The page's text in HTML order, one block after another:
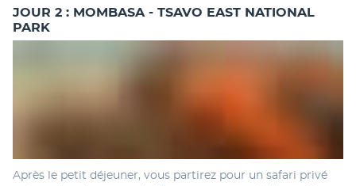
JOUR 2 : MOMBASA - TSAVO EAST NATIONAL
PARK
Après le petit déjeuner, vous partirez pour un safari privé